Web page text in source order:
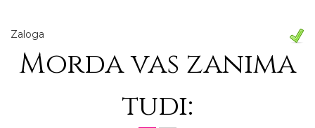
Zaloga
Morda vas zanima
tudi: